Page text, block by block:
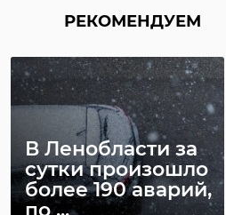
РЕКОМЕНДУЕМ
В Ленобласти за
сутки произошло
более 190 аварий,
по ...